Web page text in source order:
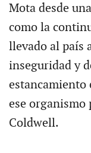
Mota desde
como la
llevado al país
inseguridad y
estancamiento
ese organismo
Coldwell.